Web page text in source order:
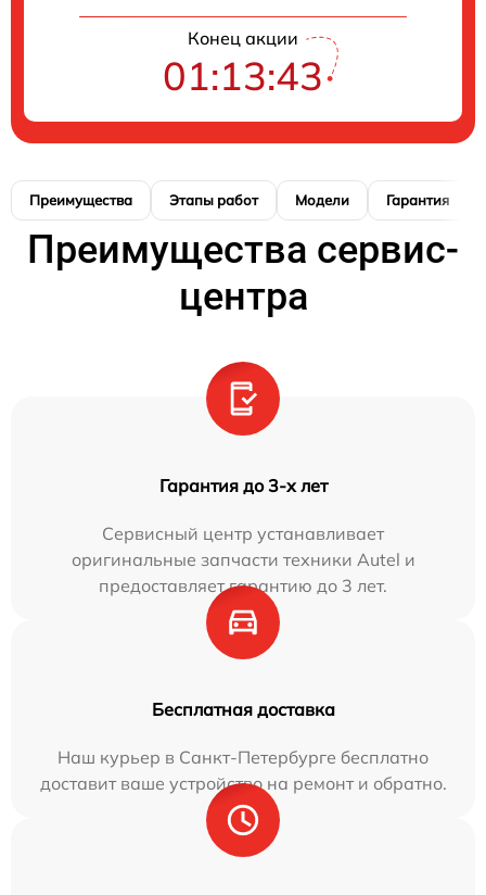
Конец акции
01:13:42
Преимущества Этапы работ Модели Гарантия
Преимущества сервис-
центра
Гарантия до 3-х лет
Сервисный центр устанавливает
оригинальные запчасти техники Autel и
предоставляет гарантию до 3 лет.
Бесплатная доставка
Наш курьер в Санкт-Петербурге бесплатно
доставит ваше устройство на ремонт и обратно.